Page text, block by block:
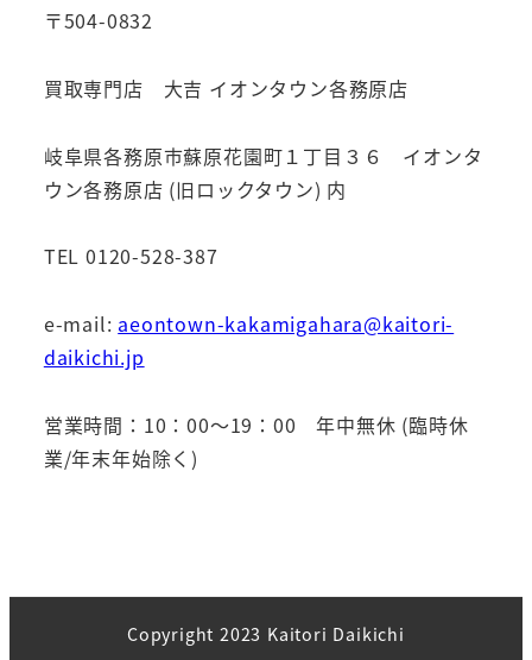
〒504-0832
買取専門店 大吉 イオンタウン各務原店
岐阜県各務原市蘇原花園町１丁目３６ イオンタ
ウン各務原店 (旧ロックタウン) 内
TEL 0120-528-387
e-mail: aeontown-kakamigahara@kaitori-
daikichi.jp
営業時間：10：00～19：00 年中無休 (臨時休
業/年末年始除く)
Copyright 2023 Kaitori Daikichi